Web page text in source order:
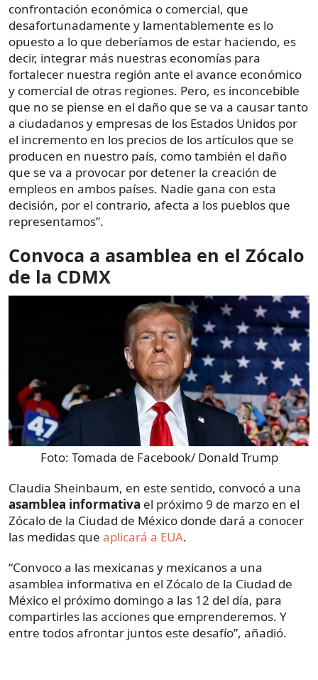
confrontación económica o comercial, que
desafortunadamente y lamentablemente es lo
opuesto a lo que deberíamos de estar haciendo, es
decir, integrar más nuestras economías para
fortalecer nuestra región ante el avance económico
y comercial de otras regiones. Pero, es inconcebible
que no se piense en el daño que se va a causar tanto
a ciudadanos y empresas de los Estados Unidos por
el incremento en los precios de los artículos que se
producen en nuestro país, como también el daño
que se va a provocar por detener la creación de
empleos en ambos países. Nadie gana con esta
decisión, por el contrario, afecta a los pueblos que
representamos”.
Convoca a asamblea en el Zócalo
de la CDMX
Foto: Tomada de Facebook/ Donald Trump
Claudia Sheinbaum, en este sentido, convocó a una
asamblea informativa el próximo 9 de marzo en el
Zócalo de la Ciudad de México donde dará a conocer
las medidas que aplicará a EUA.
“Convoco a las mexicanas y mexicanos a una
asamblea informativa en el Zócalo de la Ciudad de
México el próximo domingo a las 12 del día, para
compartirles las acciones que emprenderemos. Y
entre todos afrontar juntos este desafío”, añadió.